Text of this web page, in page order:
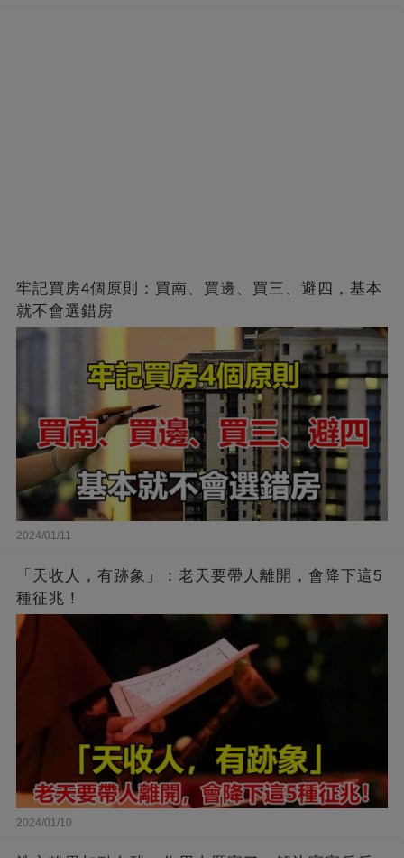
牢記買房4個原則：買南、買邊、買三、避四，基本
就不會選錯房
2024/01/11
「天收人，有跡象」：老天要帶人離開，會降下這5
種征兆！
2024/01/10